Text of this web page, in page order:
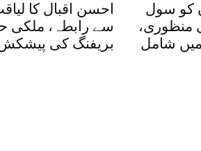
احسن اقبال کا
سے رابطہ، ملکی
بریفنگ کی
کو سول
منظوری،